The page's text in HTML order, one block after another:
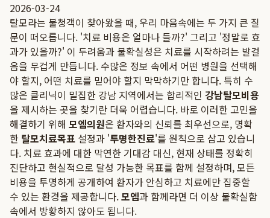
2026-03-24
탈모라는 불청객이 찾아왔을 때, 우리 마음속에는 두 가지 큰 질
문이 떠오릅니다. '치료 비용은 얼마나 들까?' 그리고 '정말로 효
과가 있을까?' 이 두려움과 불확실성은 치료를 시작하려는 발걸
음을 무겁게 만듭니다. 수많은 정보 속에서 어떤 병원을 선택해
야 할지, 어떤 치료를 믿어야 할지 막막하기만 합니다. 특히 수
많은 클리닉이 밀집한 강남 지역에서는 합리적인 강남탈모비용
을 제시하는 곳을 찾기란 더욱 어렵습니다. 바로 이러한 고민을
해결하기 위해 모엠의원은 환자와의 신뢰를 최우선으로, 명확
한 탈모치료목표 설정과 '투명한진료'를 원칙으로 삼고 있습니
다. 치료 효과에 대한 막연한 기대감 대신, 현재 상태를 정확히
진단하고 현실적으로 달성 가능한 목표를 함께 설정하며, 모든
비용을 투명하게 공개하여 환자가 안심하고 치료에만 집중할
수 있는 환경을 제공합니다.모엠과 함께라면 더 이상 불확실함
속에서 방황하지 않아도 됩니다.